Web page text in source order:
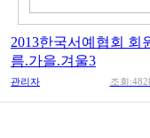
2013한국서예협회 회
름.가을.겨울3
관리자 조회